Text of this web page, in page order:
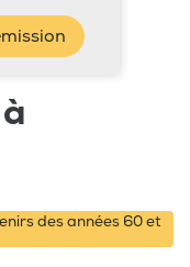
des années 60 et